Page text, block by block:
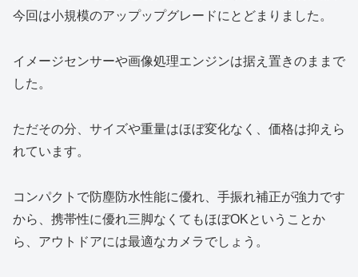
今回は小規模のアップップグレードにとどまりました。
イメージセンサーや画像処理エンジンは据え置きのままで
した。
ただその分、サイズや重量はほぼ変化なく、価格は抑えら
れています。
コンパクトで防塵防水性能に優れ、手振れ補正が強力です
から、携帯性に優れ三脚なくてもほぼOKということか
ら、アウトドアには最適なカメラでしょう。